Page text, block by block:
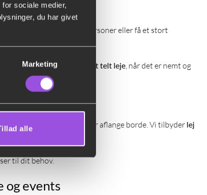
sociale medier,
du har givet
Marketing
alle
til 20 personer eller få et stort
og dekoration. Det er fest telt leje, når det er nemt og
lyskæder og runde eller aflange borde. Vi tilbyder lej
til dit behov.
og events